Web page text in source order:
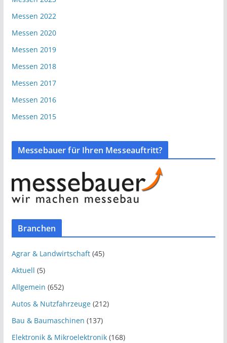
Messen 2022
Messen 2020
Messen 2019
Messen 2018
Messen 2017
Messen 2016
Messen 2015
Messebauer für Ihren Messeauftritt?
Branchen
Agrar & Landwirtschaft(45)
Aktuell (5)
Allgemein (652)
Autos & Nutzfahrzeuge(212)
Bau & Baumaschinen (137)
Elektronik & Mikroelektronik(168)